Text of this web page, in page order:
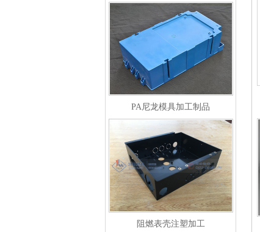
PA尼龙模具加工制品
阻燃表壳注塑加工